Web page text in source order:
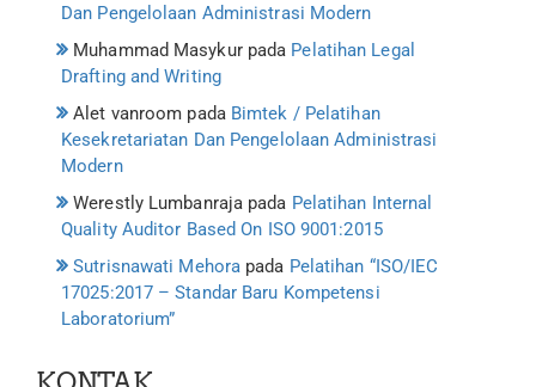
Dan Pengelolaan Administrasi Modern
Muhammad Masykurpada Pelatihan Legal
Drafting and Writing
Alet vanroom pada Bimtek / Pelatihan
Kesekretariatan Dan Pengelolaan Administrasi
Modern
Werestly Lumbanraja pada Pelatihan Internal
Quality Auditor Based On ISO 9001:2015
Sutrisnawati Mehora pada Pelatihan “ISO/IEC
17025:2017 – Standar Baru Kompetensi
Laboratorium”